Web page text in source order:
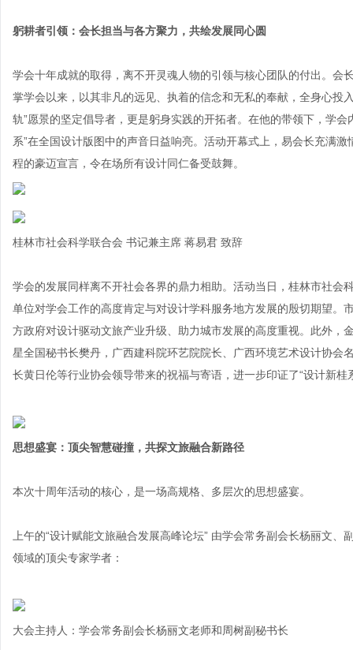
躬耕者引领：会长担当与各方聚力，共绘发展同心圆
学会十年成就的取得，离不开灵魂人物的引领与核心团队的付出。会
掌学会以来，以其非凡的远见、执着的信念和无私的奉献，全身心投
轨”愿景的坚定倡导者，更是躬身实践的开拓者。在他的带领下，学
系”在全国设计版图中的声音日益响亮。活动开幕式上，易会长充满
程的豪迈宣言，令在场所有设计同仁备受鼓舞。
桂林市社会科学联合会 书记兼主席 蒋易君 致辞
学会的发展同样离不开社会各界的鼎力相助。活动当日，桂林市社会
单位对学会工作的高度肯定与对设计学科服务地方发展的殷切期望。
方政府对设计驱动文旅产业升级、助力城市发展的高度重视。此外，
星全国秘书长樊丹，广西建科院环艺院院长、广西环境艺术设计协会
长黄日伦等行业协会领导带来的祝福与寄语，进一步印证了“设计新
思想盛宴：顶尖智慧碰撞，共探文旅融合新路径
本次十周年活动的核心，是一场高规格、多层次的思想盛宴。
上午的“设计赋能文旅融合发展高峰论坛” 由学会常务副会长杨丽文
领域的顶尖专家学者：
大会主持人：学会常务副会长杨丽文老师和周树副秘书长